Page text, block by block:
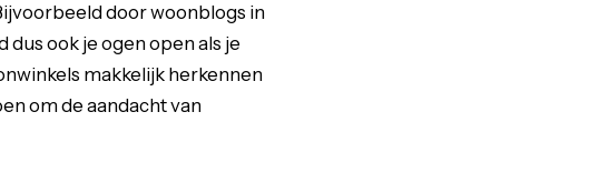
door woonblogs in
ook je ogen open als je
makkelijk herkennen
om de aandacht van